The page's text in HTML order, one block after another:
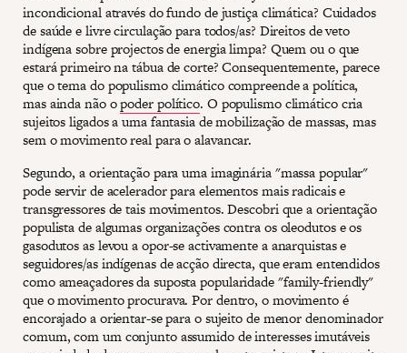
incondicional através do fundo de justiça climática? Cuidados
de saúde e livre circulação para todos/as? Direitos de veto
indígena sobre projectos de energia limpa? Quem ou o que
estará primeiro na tábua de corte? Consequentemente, parece
que o tema do populismo climático compreende a política,
mas ainda não opoder político. O populismo climático cria
sujeitos ligados a uma fantasia de mobilização de massas, mas
sem o movimento real para o alavancar.
Segundo, a orientação para uma imaginária "massa popular"
pode servir de acelerador para elementos mais radicais e
transgressores de tais movimentos. Descobri que a orientação
populista de algumas organizações contra os oleodutos e os
gasodutos as levou a opor-se activamente a anarquistas e
seguidores/as indígenas de acção directa, que eram entendidos
como ameaçadores da suposta popularidade "family-friendly"
que o movimento procurava. Por dentro, o movimento é
encorajado a orientar-se para o sujeito de menor denominador
comum, com um conjunto assumido de interesses imutáveis